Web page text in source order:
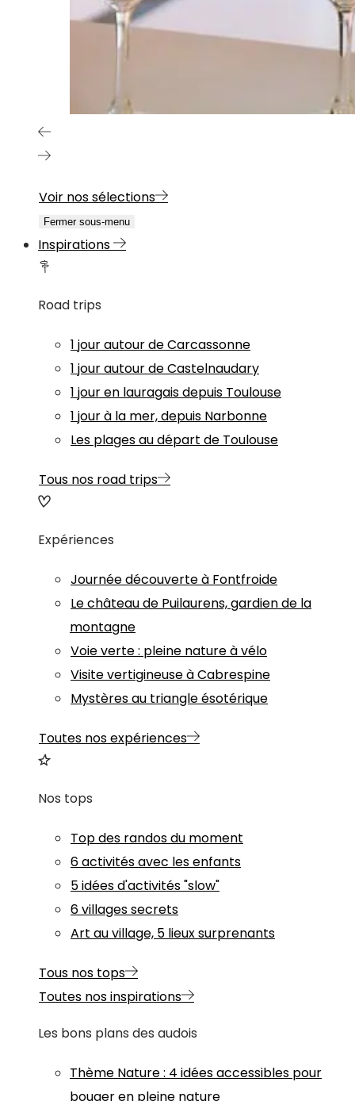
Voir nos sélections
Fermer sous-menu
Inspirations
Road trips
1 jour autour de Carcassonne
1 jour autour de Castelnaudary
1 jour en lauragais depuis Toulouse
1 jour à la mer, depuis Narbonne
Les plages au départ de Toulouse
Tous nos road trips
Expériences
Journée découverte à Fontfroide
Le château de Puilaurens, gardien de la
montagne
Voie verte : pleine nature à vélo
Visite vertigineuse à Cabrespine
Mystères au triangle ésotérique
Toutes nos expériences
Nos tops
Top des randos du moment
6 activités avec les enfants
5 idées d'activités "slow"
6 villages secrets
Art au village, 5 lieux surprenants
Tous nos tops
Toutes nos inspirations
Les bons plans des audois
Thème Nature: 4 idées accessibles pour
bouger en pleine nature